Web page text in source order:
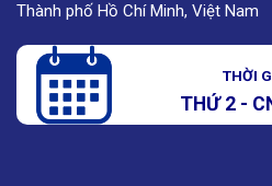
Thành phố Hồ Chí Minh, Việt Nam
THỜI
THỨ 2 -